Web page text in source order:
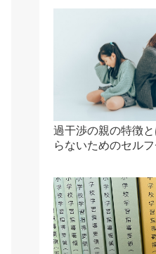
過干渉の親の特徴
らないためのセル